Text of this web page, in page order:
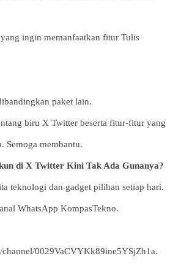
ingin memanfaatkan fitur Tulis
paket lain.
biru X Twitter beserta fitur-fitur yang
Semoga membantu.
di X Twitter Kini Tak Ada Gunanya?
teknologi dan gadget pilihan setiap hari.
WhatsApp KompasTekno.
channel/0029VaCVYKk89ine5YSjZh1a.